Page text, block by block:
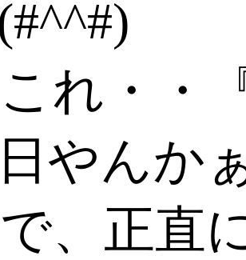
れ・・
やんか
、正直